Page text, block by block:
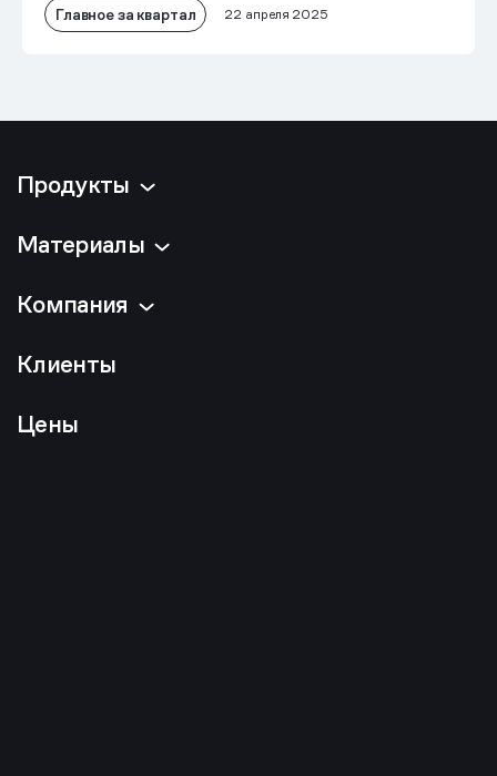
Главное за квартал 22 апреля 2025
Продукты
Материалы
Компания
Клиенты
Цены